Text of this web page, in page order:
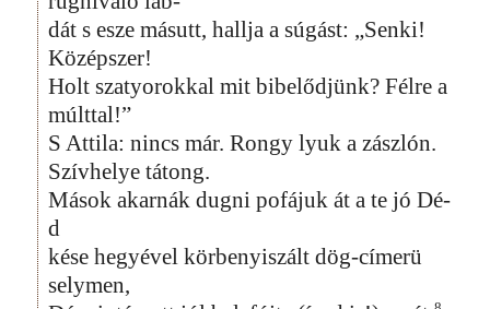
dát s esze másutt, hallja a súgást: „Senki!
Középszer!
Holt szatyorokkal mit bibelődjünk? Félre a
múlttal!”
S Attila: nincs már. Rongy lyuk a zászlón.
Szívhelye tátong.
Mások akarnák dugni pofájuk át a te jó Dé-
d
kése hegyével körbenyiszált dög-címerü
selymen,